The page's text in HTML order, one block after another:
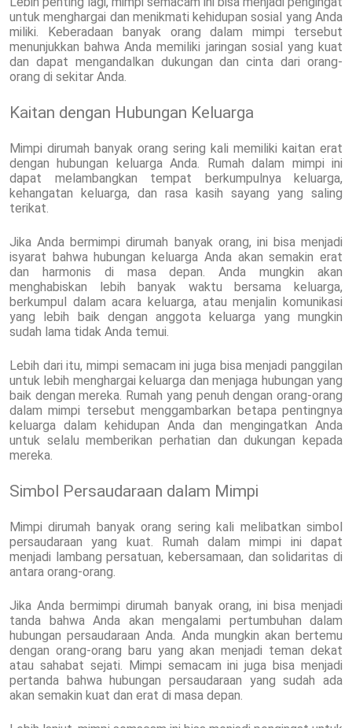
untuk menghargai dan menikmati kehidupan sosial yang Anda
miliki. Keberadaan banyak orang dalam mimpi tersebut
menunjukkan bahwa Anda memiliki jaringan sosial yang kuat
dan dapat mengandalkan dukungan dan cinta dari orang-
orang di sekitar Anda.
Kaitan dengan Hubungan Keluarga
Mimpi dirumah banyak orang sering kali memiliki kaitan erat
dengan hubungan keluarga Anda. Rumah dalam mimpi ini
dapat melambangkan tempat berkumpulnya keluarga,
kehangatan keluarga, dan rasa kasih sayang yang saling
terikat.
Jika Anda bermimpi dirumah banyak orang, ini bisa menjadi
isyarat bahwa hubungan keluarga Anda akan semakin erat
dan harmonis di masa depan. Anda mungkin akan
menghabiskan lebih banyak waktu bersama keluarga,
berkumpul dalam acara keluarga, atau menjalin komunikasi
yang lebih baik dengan anggota keluarga yang mungkin
sudah lama tidak Anda temui.
Lebih dari itu, mimpi semacam ini juga bisa menjadi panggilan
untuk lebih menghargai keluarga dan menjaga hubungan yang
baik dengan mereka. Rumah yang penuh dengan orang-orang
dalam mimpi tersebut menggambarkan betapa pentingnya
keluarga dalam kehidupan Anda dan mengingatkan Anda
untuk selalu memberikan perhatian dan dukungan kepada
mereka.
Simbol Persaudaraan dalam Mimpi
Mimpi dirumah banyak orang sering kali melibatkan simbol
persaudaraan yang kuat. Rumah dalam mimpi ini dapat
menjadi lambang persatuan, kebersamaan, dan solidaritas di
antara orang-orang.
Jika Anda bermimpi dirumah banyak orang, ini bisa menjadi
tanda bahwa Anda akan mengalami pertumbuhan dalam
hubungan persaudaraan Anda. Anda mungkin akan bertemu
dengan orang-orang baru yang akan menjadi teman dekat
atau sahabat sejati. Mimpi semacam ini juga bisa menjadi
pertanda bahwa hubungan persaudaraan yang sudah ada
akan semakin kuat dan erat di masa depan.